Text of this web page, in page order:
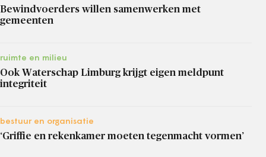
Bewindvoerders willen samenwerken met
gemeenten
ruimte en milieu
Ook Waterschap Limburg krijgt eigen meldpunt
integriteit
bestuur en organisatie
‘Griffie en rekenkamer moeten tegenmacht vormen’